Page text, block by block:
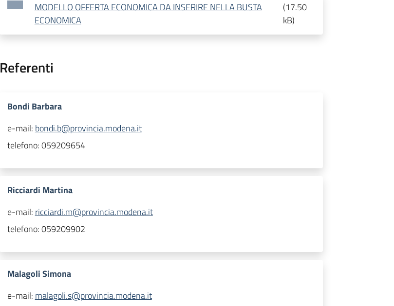
MODELLO OFFERTA ECONOMICA DA INSERIRE NELLA BUSTA
ECONOMICA
(17.50
kB)
Referenti
Bondi Barbara
e-mail: bondi.b@provincia.modena.it
telefono:059209654
Ricciardi Martina
e-mail: ricciardi.m@provincia.modena.it
telefono:059209902
Malagoli Simona
e-mail: malagoli.s@provincia.modena.it